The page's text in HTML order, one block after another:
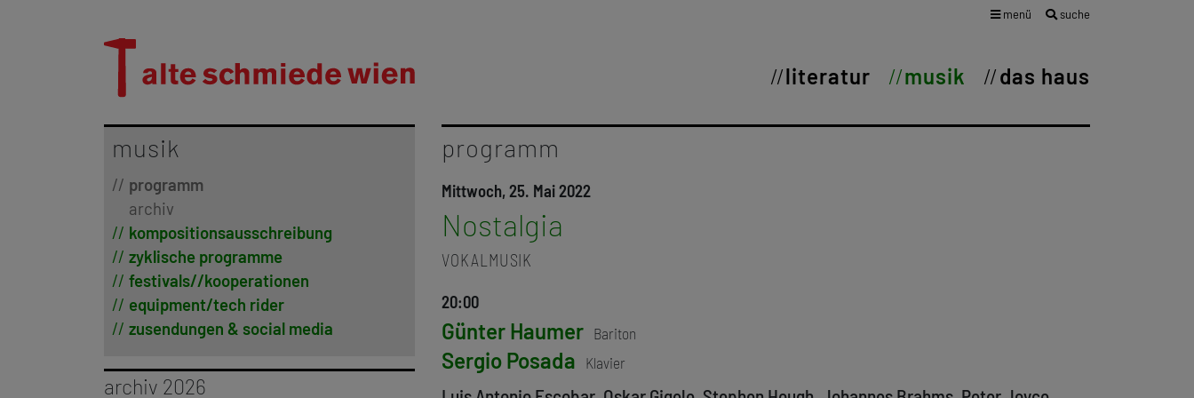
menü suche
literatur musik das haus
musik
programm
archiv
kompositionsausschreibung
zyklische programme
festivals//kooperationen
equipment/tech rider
zusendungen & social media
archiv 2026
programm
Mittwoch, 25. Mai 2022
Nostalgia
VOKALMUSIK
20:00
Günter Haumer Bariton
Sergio Posada Klavier